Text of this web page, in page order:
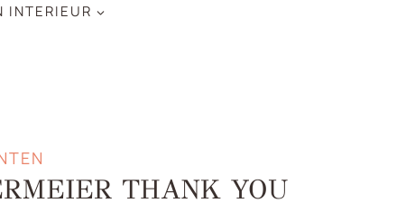
INTERIEUR
THANK YOU